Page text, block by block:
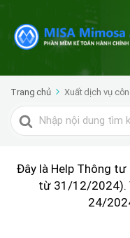
Trang chủ Xuất dịch vụ
Tìm
kiếm
Đây là Help Thông
từ 31/12/2024).
24/